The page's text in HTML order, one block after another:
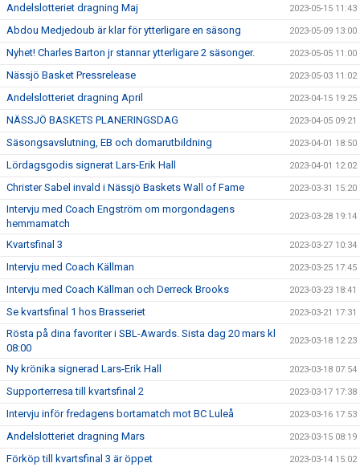
Andelslotteriet dragning Maj 2023-05-15 11:43
Abdou Medjedoub är klar för ytterligare en säsong 2023-05-09 13:00
Nyhet! Charles Barton jr stannar ytterligare 2 säsonger. 2023-05-05 11:00
Nässjö Basket Pressrelease 2023-05-03 11:02
Andelslotteriet dragning April 2023-04-15 19:25
NÄSSJÖ BASKETS PLANERINGSDAG 2023-04-05 09:21
Säsongsavslutning, EB och domarutbildning 2023-04-01 18:50
Lördagsgodis signerat Lars-Erik Hall 2023-04-01 12:02
Christer Sabel invald i Nässjö Baskets Wall of Fame 2023-03-31 15:20
Intervju med Coach Engström om morgondagens
hemmamatch
2023-03-28 19:14
Kvartsfinal 3 2023-03-27 10:34
Intervju med Coach Källman 2023-03-25 17:45
Intervju med Coach Källman och Derreck Brooks 2023-03-23 18:41
Se kvartsfinal 1 hos Brasseriet 2023-03-21 17:31
Rösta på dina favoriter i SBL-Awards. Sista dag 20 mars kl
08:00
2023-03-18 12:23
Ny krönika signerad Lars-Erik Hall 2023-03-18 07:54
Supporterresa till kvartsfinal 2 2023-03-17 17:38
Intervju inför fredagens bortamatch mot BC Luleå 2023-03-16 17:53
Andelslotteriet dragning Mars 2023-03-15 08:19
Förköp till kvartsfinal 3 är öppet 2023-03-14 15:02